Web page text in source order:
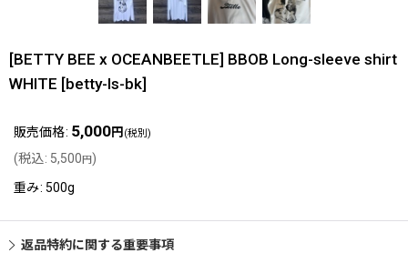
[BETTY BEE x OCEANBEETLE] BBOB Long-sleeve shirt
WHITE [betty-ls-bk]
販売価格: 5,000円 (税別)
(税込: 5,500円)
重み: 500g
返品特約に関する重要事項